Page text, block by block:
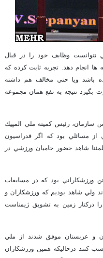
نتوانست وظايف خود را در قبال
ها انجام دهد. تجربه ثابت كرده كه
باشد ويا حتي مخالف هم داشته
بگيرد نتيجه به نفع همان مجموعه
رئيس كميته ملي المپيك
از مسائلي بود كه اگر فدراسيون
شاهد حضور حاميان ورزشي در
ورزشكاراني بود كه در مسابقات
ولي شاهد بوديم كه ورزشكاران و
دركنار زمين به تشويق ژيمناست
و عربستان موفق شدند از ملي
كنند درحاليكه همين ورزشكاران